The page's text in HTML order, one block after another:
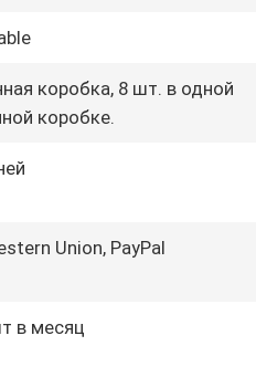
коробка, 8 шт. в одной
коробке.
Union, PayPal
в месяц